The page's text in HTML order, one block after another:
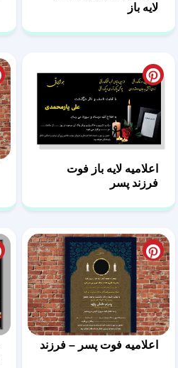
لایه باز
اعلامیه لایه باز فوت
فرزند پسر
اعلامیه فوت پسر – فرزند